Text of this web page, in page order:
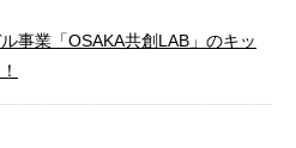
事業「OSAKA共創LAB」のキッ